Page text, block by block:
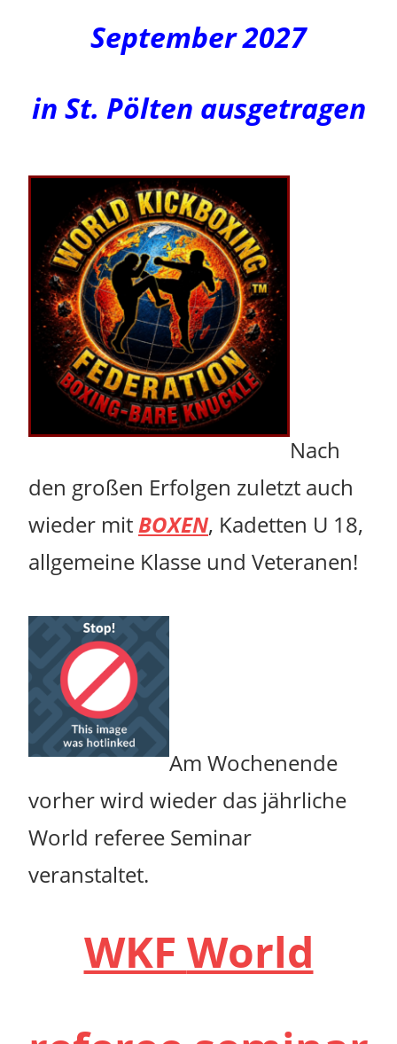
September 2027
in St. Pölten ausgetragen
Nach
den großen Erfolgen zuletzt auch
wieder mitBOXEN, Kadetten U 18,
allgemeine Klasse und Veteranen!
Am Wochenende
vorher wird wieder das jährliche
World referee Seminar
veranstaltet.
WKF World